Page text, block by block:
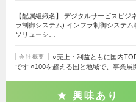
【配属組織名】 デジタルサービスビジ
ラ制御システム) インフラ制御システ
ソリューシ…
会社概要
○売上・利益ともに国内
です ○100を超える国と地域で、事業展
興味あり